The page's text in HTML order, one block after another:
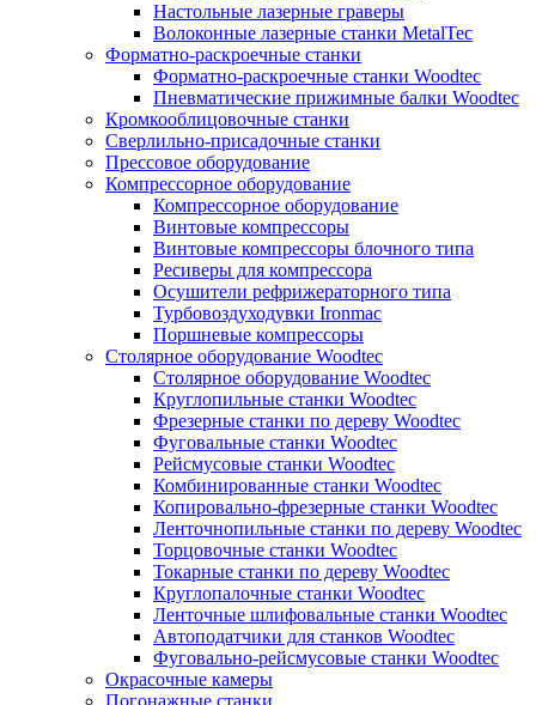
Настольные лазерные граверы
Волоконные лазерные станки MetalTec
Форматно-раскроечные станки
Форматно-раскроечные станки Woodtec
Пневматические прижимные балки Woodtec
Кромкооблицовочные станки
Сверлильно-присадочные станки
Прессовое оборудование
Компрессорное оборудование
Компрессорное оборудование
Винтовые компрессоры
Винтовые компрессоры блочного типа
Ресиверы для компрессора
Осушители рефрижераторного типа
Турбовоздуходувки Ironmac
Поршневые компрессоры
Столярное оборудование Woodtec
Столярное оборудование Woodtec
Круглопильные станки Woodtec
Фрезерные станки по дереву Woodtec
Фуговальные станки Woodtec
Рейсмусовые станки Woodtec
Комбинированные станки Woodtec
Копировально-фрезерные станки Woodtec
Ленточнопильные станки по дереву Woodtec
Торцовочные станки Woodtec
Токарные станки по дереву Woodtec
Круглопалочные станки Woodtec
Ленточные шлифовальные станки Woodtec
Автоподатчики для станков Woodtec
Фуговально-рейсмусовые станки Woodtec
Окрасочные камеры
Погонажные станки